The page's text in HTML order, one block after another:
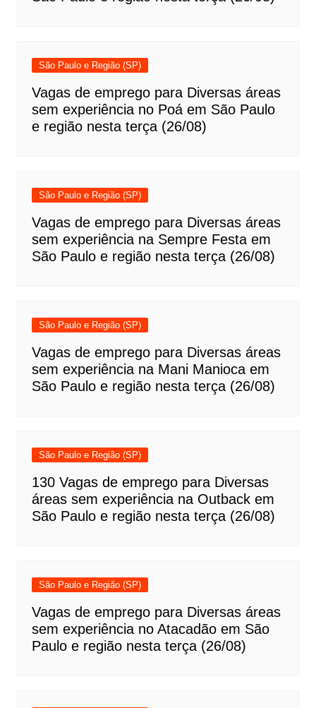
São Paulo e Região (SP)
Vagas de emprego para Diversas áreas
sem experiência no Poá em São Paulo
e região nesta terça (26/08)
São Paulo e Região (SP)
Vagas de emprego para Diversas áreas
sem experiência na Sempre Festa em
São Paulo e região nesta terça (26/08)
São Paulo e Região (SP)
Vagas de emprego para Diversas áreas
sem experiência na Mani Manioca em
São Paulo e região nesta terça (26/08)
São Paulo e Região (SP)
130 Vagas de emprego para Diversas
áreas sem experiência na Outback em
São Paulo e região nesta terça (26/08)
São Paulo e Região (SP)
Vagas de emprego para Diversas áreas
sem experiência no Atacadão em São
Paulo e região nesta terça (26/08)